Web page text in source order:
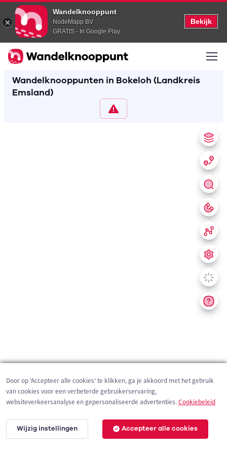
Wandelknooppunt
NodeMapp BV
GRATIS - In Google Play
Bekijk
Wandelknooppunten in Bokeloh (Landkreis
Emsland)
200 m
Door op 'Accepteer alle cookies' te klikken, ga je akkoord met het gebruik
van cookies voor een verbeterde gebruikerservaring,
websiteverkeersanalyse en gepersonaliseerde advertenties.Cookiebeleid
Wijzig instellingen Accepteer alle cookies